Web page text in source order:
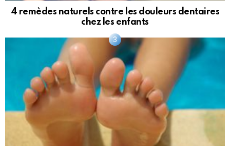
4 remèdes naturels contre les douleurs dentaires
chez les enfants